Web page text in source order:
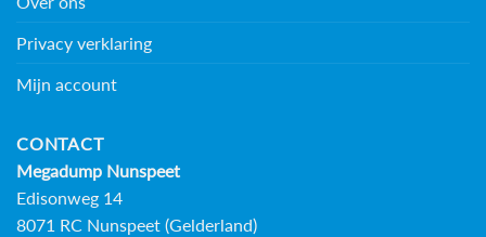
Privacy verklaring
Mijn account
CONTACT
Megadump Nunspeet
Edisonweg 14
8071 RC Nunspeet (Gelderland)